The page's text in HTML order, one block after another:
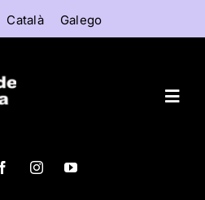
Català Galego